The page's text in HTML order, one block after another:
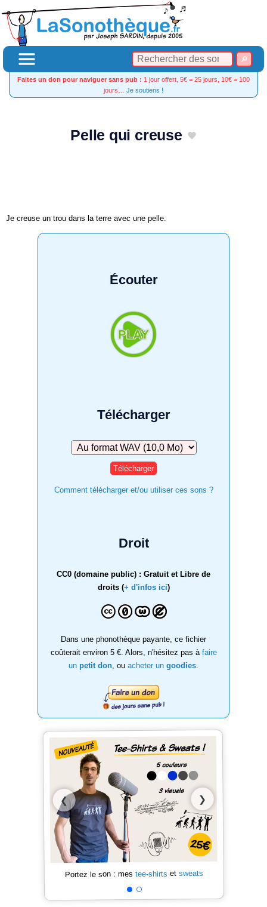
Faites un don pour naviguer sans pub : 1 jour offert, 5€ = 25 jours, 10€ = 100
jours… Je soutiens !
Pelle qui creuse
Je creuse un trou dans la terre avec une pelle.
Écouter
Télécharger
Télécharger
Comment télécharger et/ou utiliser ces sons ?
Droit
CC0 (domaine public) : Gratuit et Libre de
droits (+ d'infos ici)
Dans une phonothèque payante, ce fichier
coûterait environ 5 €. Alors, n'hésitez pas à faire
un petit don , ou acheter un goodies
❮ ❯
Portez le son : mes tee-shirts et sweats